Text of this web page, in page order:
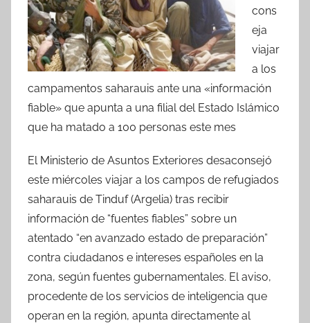
cons
eja
viajar
a los
campamentos saharauis ante una «información
fiable» que apunta a una filial del Estado Islámico
que ha matado a 100 personas este mes
El Ministerio de Asuntos Exteriores desaconsejó
este miércoles viajar a los campos de refugiados
saharauis de Tinduf (Argelia) tras recibir
información de “fuentes fiables” sobre un
atentado “en avanzado estado de preparación”
contra ciudadanos e intereses españoles en la
zona, según fuentes gubernamentales. El aviso,
procedente de los servicios de inteligencia que
operan en la región, apunta directamente al